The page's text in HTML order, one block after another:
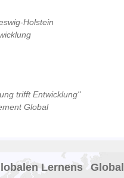
Holstein
trifft Entwicklung"
Global
Lernens